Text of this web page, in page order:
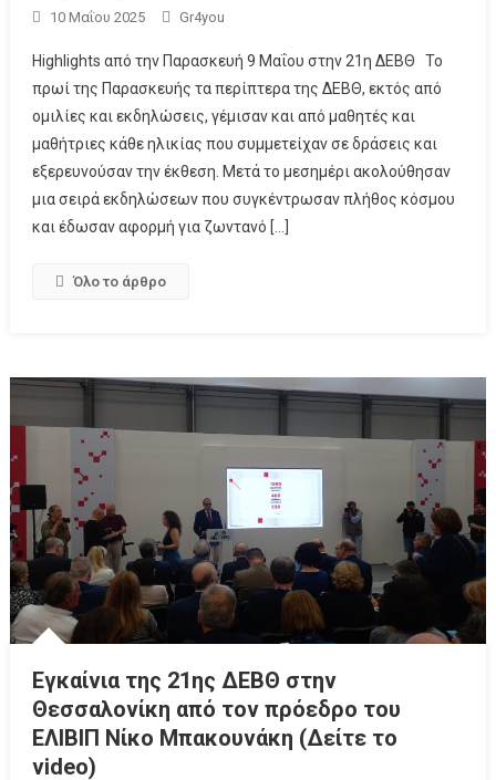
10 Μαΐου 2025 Gr4you
Highlights από την Παρασκευή 9 Μαΐου στην 21η ΔΕΒΘ Το
πρωί της Παρασκευής τα περίπτερα της ΔΕΒΘ, εκτός από
ομιλίες και εκδηλώσεις, γέμισαν και από μαθητές και
μαθήτριες κάθε ηλικίας που συμμετείχαν σε δράσεις και
εξερευνούσαν την έκθεση. Μετά το μεσημέρι ακολούθησαν
μια σειρά εκδηλώσεων που συγκέντρωσαν πλήθος κόσμου
και έδωσαν αφορμή για ζωντανό […]
Όλο το άρθρο
Εγκαίνια της 21ης ΔΕΒΘ στην
Θεσσαλονίκη από τον πρόεδρο του
ΕΛΙΒΙΠ Νίκο Μπακουνάκη (Δείτε το
video)